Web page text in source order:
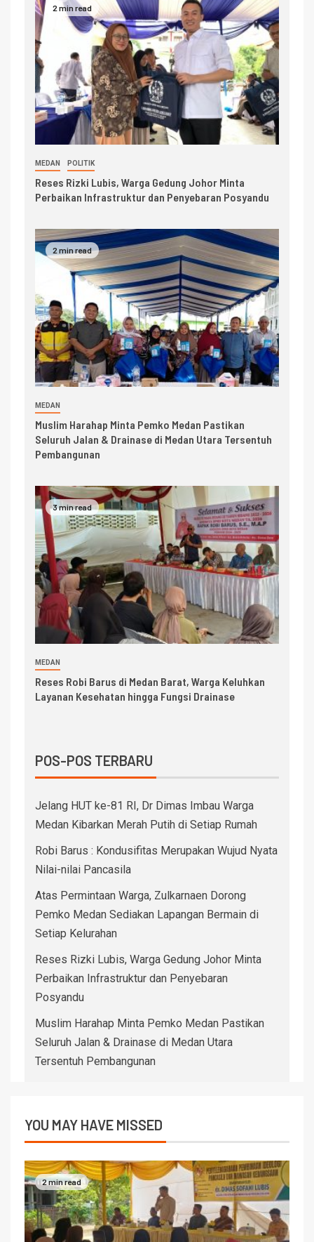
2 min read
MEDAN POLITIK
Reses Rizki Lubis, Warga Gedung Johor Minta
Perbaikan Infrastruktur dan Penyebaran Posyandu
2 min read
MEDAN
Muslim Harahap Minta Pemko Medan Pastikan
Seluruh Jalan & Drainase di Medan Utara Tersentuh
Pembangunan
3 min read
MEDAN
Reses Robi Barus di Medan Barat, Warga Keluhkan
Layanan Kesehatan hingga Fungsi Drainase
POS-POS TERBARU
Jelang HUT ke-81 RI, Dr Dimas Imbau Warga
Medan Kibarkan Merah Putih di Setiap Rumah
Robi Barus : Kondusifitas Merupakan Wujud Nyata
Nilai-nilai Pancasila
Atas Permintaan Warga, Zulkarnaen Dorong
Pemko Medan Sediakan Lapangan Bermain di
Setiap Kelurahan
Reses Rizki Lubis, Warga Gedung Johor Minta
Perbaikan Infrastruktur dan Penyebaran
Posyandu
Muslim Harahap Minta Pemko Medan Pastikan
Seluruh Jalan & Drainase di Medan Utara
Tersentuh Pembangunan
YOU MAY HAVE MISSED
2 min read